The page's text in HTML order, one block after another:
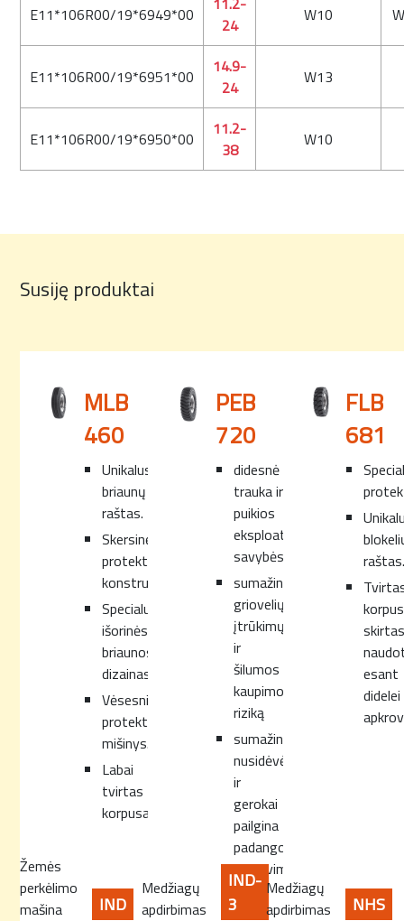
E11*106R00/19*6949*00
24
W10
E11*106R00/19*6951*00
14.9-
24
W13
E11*106R00/19*6950*00
11.2-
38
W10
Susiję produktai
MLB
460
Unikalus
briaunų
raštas.
Skersinė
protektoriaus
konstrukcija.
Specialus
išorinės
briaunos
dizainas.
Vėsesnis
protektoriaus
mišinys.
Labai
tvirtas
korpusas.
Žemės
perkėlimo
mašina
IND
PEB
720
didesnė
trauka ir
puikios
eksploatacinės
savybės
sumažina
griovelių
įtrūkimų
ir
šilumos
kaupimosi
riziką
sumažina
nusidėvėjimą
ir
gerokai
pailgina
padangos
tarnavimo
laiką
Medžiagų
apdirbimas
IND-
3
FLB
681
raštas.
skirtas
esant
didelei
Medžiagų
apdirbimas
NHS